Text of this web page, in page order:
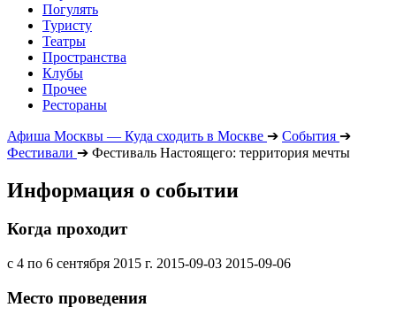
Погулять
Туристу
Театры
Пространства
Клубы
Прочее
Рестораны
Афиша Москвы — Куда сходить в Москве ➔ События ➔
Фестивали ➔ Фестиваль Настоящего: территория мечты
Информация о событии
Когда проходит
с 4 по 6 сентября 2015 г. 2015-09-03 2015-09-06
Место проведения